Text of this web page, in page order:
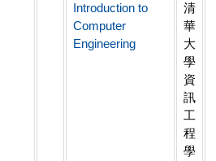
Introduction to
Computer
Engineering
清
華
大
學
資
訊
工
程
學